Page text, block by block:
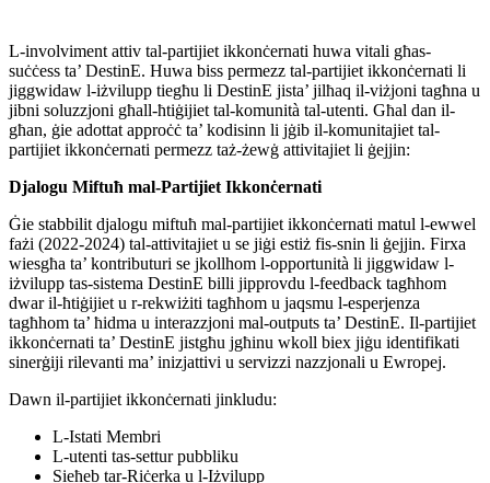
L-involviment attiv tal-partijiet ikkonċernati huwa vitali għas-
suċċess ta’ DestinE. Huwa biss permezz tal-partijiet ikkonċernati li
jiggwidaw l-iżvilupp tiegħu li DestinE jista’ jilħaq il-viżjoni tagħna u
jibni soluzzjoni għall-ħtiġijiet tal-komunità tal-utenti. Għal dan il-
għan, ġie adottat approċċ ta’ kodisinn li jġib il-komunitajiet tal-
partijiet ikkonċernati permezz taż-żewġ attivitajiet li ġejjin:
Djalogu Miftuħ mal-Partijiet Ikkonċernati
Ġie stabbilit djalogu miftuħ mal-partijiet ikkonċernati matul l-ewwel
fażi (2022-2024) tal-attivitajiet u se jiġi estiż fis-snin li ġejjin. Firxa
wiesgħa ta’ kontributuri se jkollhom l-opportunità li jiggwidaw l-
iżvilupp tas-sistema DestinE billi jipprovdu l-feedback tagħhom
dwar il-ħtiġijiet u r-rekwiżiti tagħhom u jaqsmu l-esperjenza
tagħhom ta’ ħidma u interazzjoni mal-outputs ta’ DestinE. Il-partijiet
ikkonċernati ta’ DestinE jistgħu jgħinu wkoll biex jiġu identifikati
sinerġiji rilevanti ma’ inizjattivi u servizzi nazzjonali u Ewropej.
Dawn il-partijiet ikkonċernati jinkludu:
L-Istati Membri
L-utenti tas-settur pubbliku
Sieħeb tar-Riċerka u l-Iżvilupp